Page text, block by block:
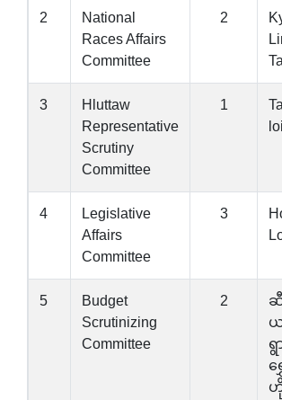
2
National
Races Affairs
Committee
2
3
Hluttaw
Representative
Scrutiny
Committee
1
4
Legislative
Affairs
Committee
3
5
Budget
Scrutinizing
Committee
2
ယ
ရွ
ရွှ
ဟို